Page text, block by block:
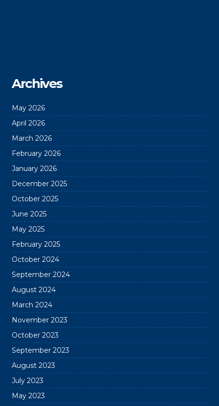
Archives
May 2026
April 2026
March 2026
February 2026
January 2026
December 2025
October 2025
June 2025
May 2025
February 2025
October 2024
September 2024
August 2024
March 2024
November 2023
October 2023
September 2023
August 2023
July 2023
May 2023